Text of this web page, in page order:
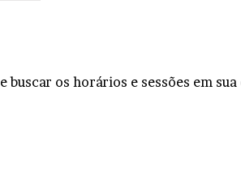
e buscar os horários e sessões em